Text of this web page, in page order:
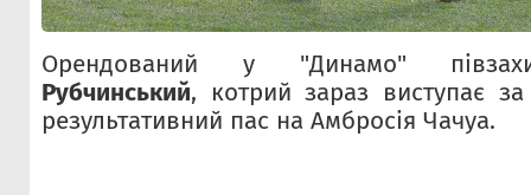
Орендований у "Динамо"
Рубчинський, котрий зараз виступає
результативний пас на Амбросія Чачуа.